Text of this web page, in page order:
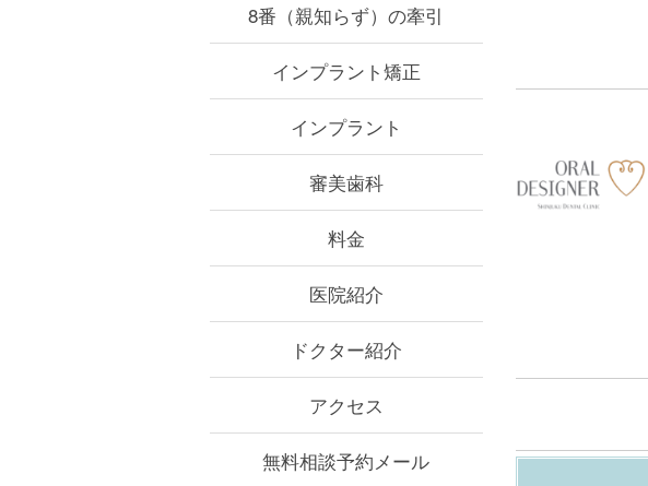
8番（親知らず）の牽引
インプラント矯正
インプラント
審美歯科
料金
医院紹介
ドクター紹介
アクセス
無料相談予約メール